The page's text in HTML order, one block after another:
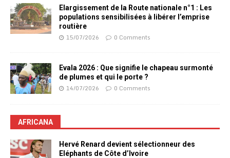
Elargissement de la Route nationale n°1 : Les
populations sensibilisées à libérer l’emprise
routière
15/07/2026 0 Comments
Evala 2026 : Que signifie le chapeau surmonté
de plumes et qui le porte ?
14/07/2026 0 Comments
AFRICANA
Hervé Renard devient sélectionneur des
Eléphants de Côte d’Ivoire